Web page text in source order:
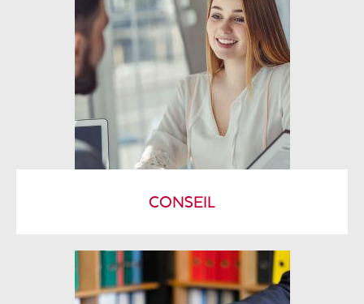
CONSEIL